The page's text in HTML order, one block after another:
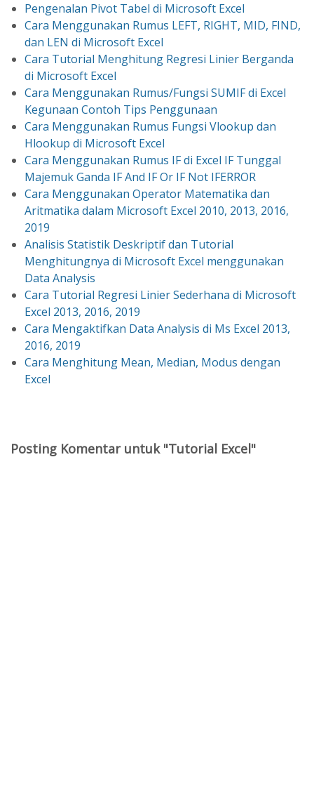
Pengenalan Pivot Tabel di Microsoft Excel
Cara Menggunakan Rumus LEFT, RIGHT, MID, FIND,
dan LEN di Microsoft Excel
Cara Tutorial Menghitung Regresi Linier Berganda
di Microsoft Excel
Cara Menggunakan Rumus/Fungsi SUMIF di Excel
Kegunaan Contoh Tips Penggunaan
Cara Menggunakan Rumus Fungsi Vlookup dan
Hlookup di Microsoft Excel
Cara Menggunakan Rumus IF di Excel IF Tunggal
Majemuk Ganda IF And IF Or IF Not IFERROR
Cara Menggunakan Operator Matematika dan
Aritmatika dalam Microsoft Excel 2010, 2013, 2016,
2019
Analisis Statistik Deskriptif dan Tutorial
Menghitungnya di Microsoft Excel menggunakan
Data Analysis
Cara Tutorial Regresi Linier Sederhana di Microsoft
Excel 2013, 2016, 2019
Cara Mengaktifkan Data Analysis di Ms Excel 2013,
2016, 2019
Cara Menghitung Mean, Median, Modus dengan
Excel
Posting Komentar untuk "Tutorial Excel"